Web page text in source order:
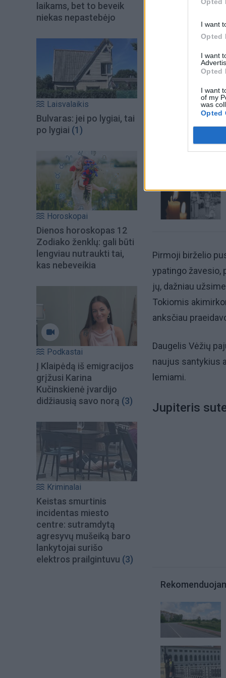
I want
Opted
I want
Opted
I want
of my
was
Opted
laikams, bet to beveik
niekas nepastebėjo
Laisvalaikis
Bulvaras: jei po lygiai, tai
po lygiai (1)
Horoskopai
Dienos horoskopas 12
Zodiako ženklų: gali būti
lengviau nutraukti tai,
kas nebeveikia
Podkastai
Į Klaipėdą iš emigracijos
grįžusi Karina
Kučinskienė įvardijo
didžiausią savo norą (3)
Kriminalai
Keistas smurtinis
incidentas miesto
centre: sutramdytą
agresyvų mušeiką baro
lankytojai surišo
elektros prailgintuvu (3)
Pirmoji birželio
ypatingo žavesio,
jų, dažniau
Tokiomis
anksčiau
Daugelis Vėžių
naujus santykius
lemiami.
Jupiteris